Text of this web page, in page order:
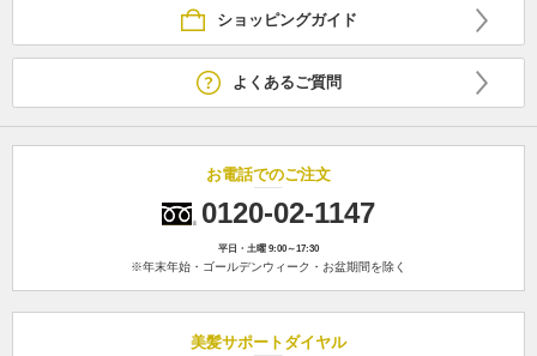
ショッピングガイド
よくあるご質問
お電話でのご注文
0120-02-1147
平日・土曜 9:00～17:30
※年末年始・ゴールデンウィーク・お盆期間を除く
美髪サポートダイヤル